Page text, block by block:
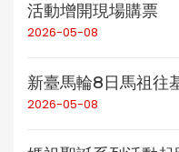
活動增開現場購票
2026-05-08
新臺馬輪8日馬祖往
2026-05-08